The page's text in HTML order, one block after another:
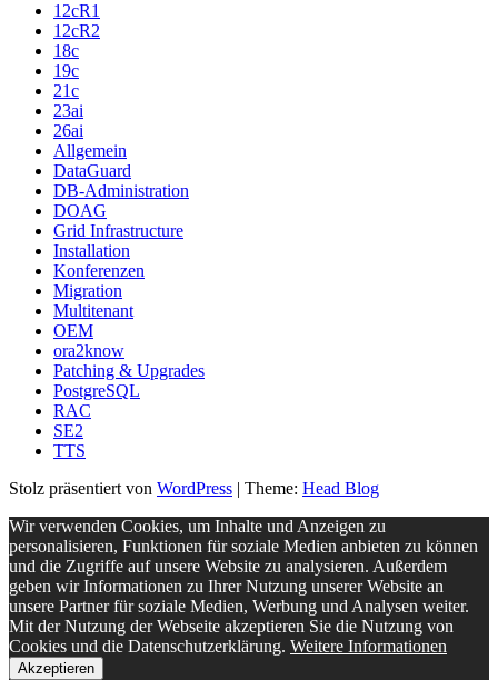
12cR1
12cR2
18c
19c
21c
23ai
26ai
Allgemein
DataGuard
DB-Administration
DOAG
Grid Infrastructure
Installation
Konferenzen
Migration
Multitenant
OEM
ora2know
Patching & Upgrades
PostgreSQL
RAC
SE2
TTS
Stolz präsentiert von WordPress | Theme: Head Blog
Wir verwenden Cookies, um Inhalte und Anzeigen zu
personalisieren, Funktionen für soziale Medien anbieten zu können
und die Zugriffe auf unsere Website zu analysieren. Außerdem
geben wir Informationen zu Ihrer Nutzung unserer Website an
unsere Partner für soziale Medien, Werbung und Analysen weiter.
Mit der Nutzung der Webseite akzeptieren Sie die Nutzung von
Cookies und die Datenschutzerklärung. Weitere Informationen
Akzeptieren